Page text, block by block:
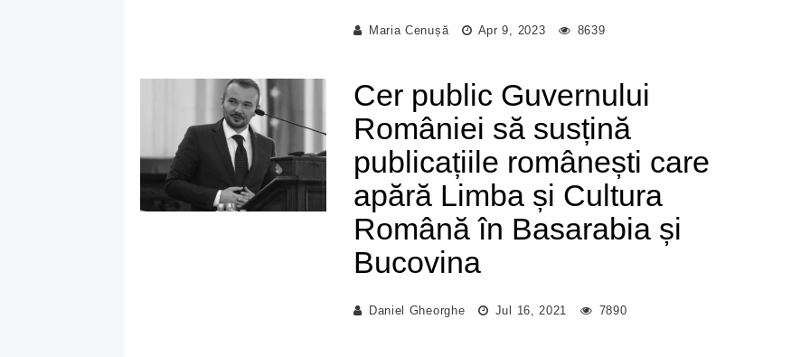
Maria Cenușă Apr 9, 2023 8639
Cer public Guvernului
României să susțină
publicațiile românești care
apără Limba și Cultura
Română în Basarabia și
Bucovina
Daniel Gheorghe Jul 16, 2021 7890